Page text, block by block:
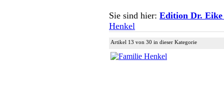
Sie sind hier: Edition Dr. Eike
Henkel
Artikel 13 von 30 in dieser Kategorie